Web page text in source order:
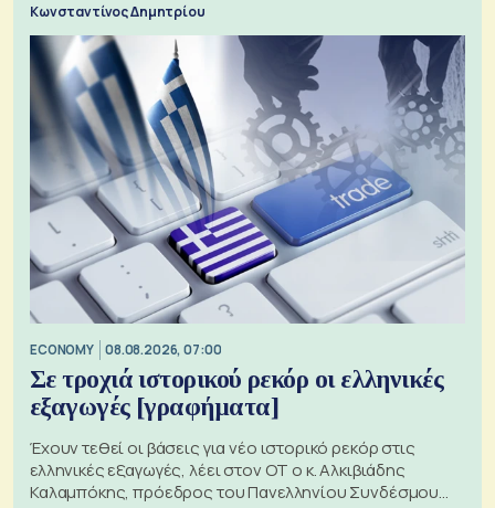
Κωνσταντίνος Δημητρίου
ECONOMY 08.08.2026, 07:00
Σε τροχιά ιστορικού ρεκόρ οι ελληνικές
εξαγωγές [γραφήματα]
Έχουν τεθεί οι βάσεις για νέο ιστορικό ρεκόρ στις
ελληνικές εξαγωγές, λέει στον ΟΤ ο κ. Αλκιβιάδης
Καλαμπόκης, πρόεδρος του Πανελληνίου Συνδέσμου